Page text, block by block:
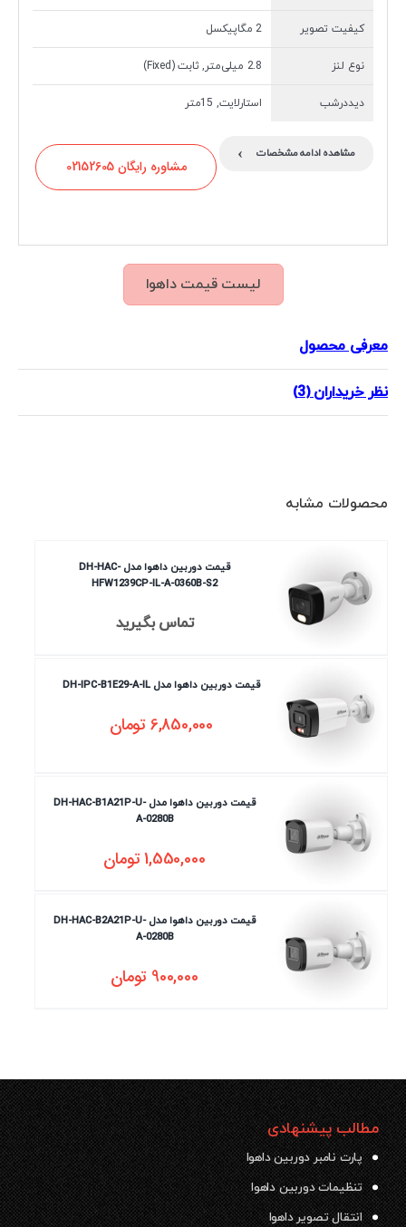
کیفیت تصویر 2 مگاپیکسل
نوع لنز 2.8 میلی‌متر, ثابت (Fixed)
دیددرشب استارلایت, 15متر
مشاهده ادامه مشخصات ›
مشاوره رایگان 02152605
لیست قیمت داهوا
معرفی محصول
نظر خریداران (3)
محصولات مشابه
قیمت دوربین داهوا مدل DH-HAC-
HFW1239CP-IL-A-0360B-S2
تماس بگیرید
قیمت دوربین داهوا مدل DH-IPC-B1E29-A-IL
6,850,000تومان
قیمت دوربین داهوا مدل DH-HAC-B1A21P-U-
A-0280B
1,550,000تومان
قیمت دوربین داهوا مدل DH-HAC-B2A21P-U-
A-0280B
900,000 تومان
مطالب پیشنهادی
پارت نامبر دوربین داهوا
تنظیمات دوربین داهوا
انتقال تصویر داهوا